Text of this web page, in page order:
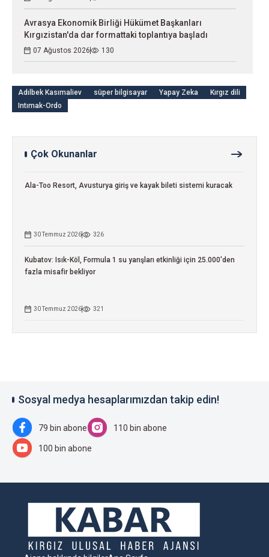
Avrasya Ekonomik Birliği Hükümet Başkanları
Kırgızistan'da dar formattaki toplantıya başladı
07 Ağustos 2026 130
Adılbek Kasımaliev süper bilgisayar Yapay Zeka
Kırgız dili
Intımak-Ordo
Çok Okunanlar
Ala-Too Resort, Avusturya giriş ve kayak bileti sistemi kuracak
30 Temmuz 2026 326
Kubatov: Isık-Köl, Formula 1 su yarışları etkinliği için 25.000'den
fazla misafir bekliyor
30 Temmuz 2026 321
Sosyal medya hesaplarımızdan takip edin!
79 bin abone 110 bin abone
100 bin abone